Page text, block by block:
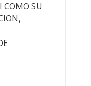
COMO SU